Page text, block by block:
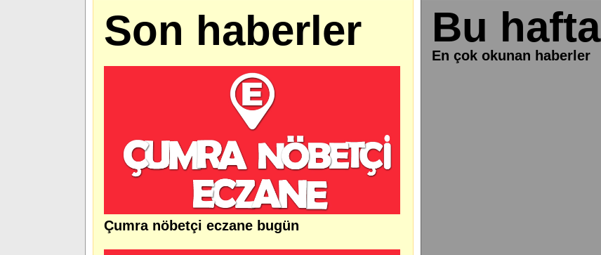
Son haberler
Çumra nöbetçi eczane bugün
Bu hafta
En çok okunan haberler